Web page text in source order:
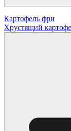
Картофель фри
Хрустящий